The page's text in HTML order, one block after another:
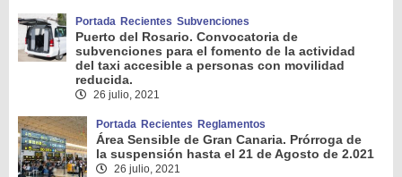
Portada Recientes Subvenciones
Puerto del Rosario. Convocatoria de
subvenciones para el fomento de la actividad
del taxi accesible a personas con movilidad
reducida.
26 julio, 2021
Portada Recientes Reglamentos
Área Sensible de Gran Canaria. Prórroga de
la suspensión hasta el 21 de Agosto de 2.021
26 julio, 2021